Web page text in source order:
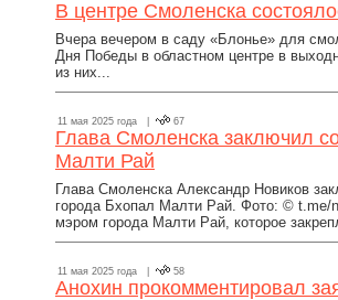
В центре Смоленска
Вчера вечером в саду «Блонье» для
Дня Победы в областном центре в
из них...
11 мая 2025 года | 67
Глава Смоленска заключил
Малти Рай
Глава Смоленска Александр Новиков
города Бхопал Малти Рай. Фото: © t.me/
мэром города Малти Рай, которое
11 мая 2025 года | 58
Анохин прокомментировал